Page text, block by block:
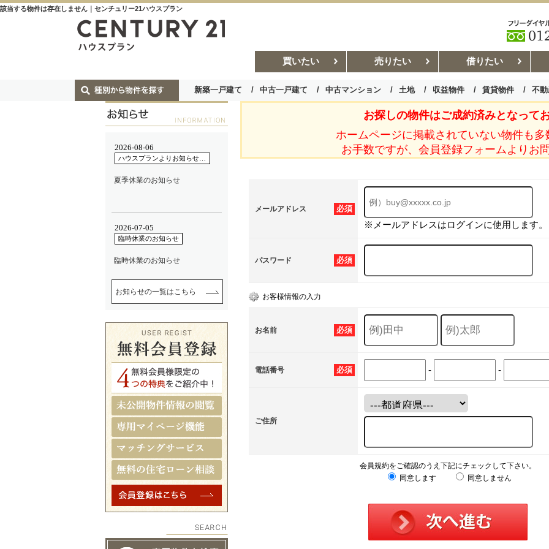
該当する物件は存在しません｜センチュリー21ハウスプラン
買いたい 売りたい 借りたい
新築一戸建て 中古一戸建て 中古マンション 土地 収益物件 賃貸物件 不
お部屋探しコラム 賃貸管理コ
お探しの物件はご成約済みとなってお
ホームページに掲載されていない物件も多
お手数ですが、会員登録フォームよりお
必須
メールアドレス
※メールアドレスはログインに使用します。
必須
パスワード
お客様情報の入力
必須
お名前
必須
電話番号 - -
ご住所
会員規約をご確認のうえ下記にチェックして下さい。
同意します
同意しません
お知らせの一覧はこちら